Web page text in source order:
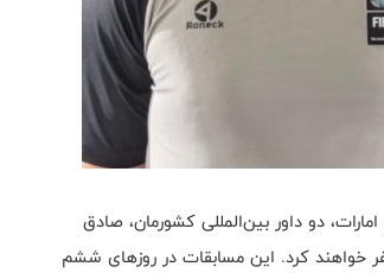
دو داور بین‌المللی کشورمان، صادق
خواهند کرد. این مسابقات در روزهای ششم